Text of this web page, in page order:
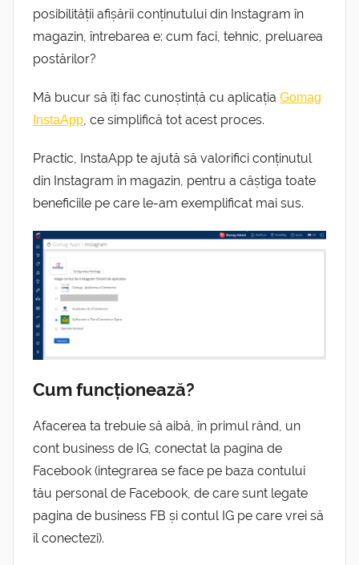
posibilității afișării conținutului din Instagram în
magazin, întrebarea e: cum faci, tehnic, preluarea
postărilor?
Mă bucur să îți fac cunoștință cu aplicația Gomag
InstaApp , ce simplifică tot acest proces.
Practic, InstaApp te ajută să valorifici conținutul
din Instagram în magazin, pentru a câștiga toate
beneficiile pe care le-am exemplificat mai sus.
Cum funcționează?
Afacerea ta trebuie să aibă, în primul rând, un
cont business de IG, conectat la pagina de
Facebook (integrarea se face pe baza contului
tău personal de Facebook, de care sunt legate
pagina de business FB și contul IG pe care vrei să
îl conectezi).